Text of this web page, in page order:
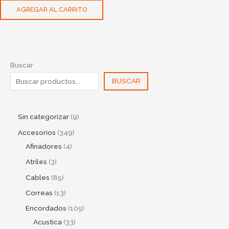
Buscar
BUSCAR
Sin categorizar 9
Accesorios 349
Afinadores 4
Atriles 3
Cables 85
Correas 13
Encordados 105
Acustica 33
AGREGAR AL CARRITO